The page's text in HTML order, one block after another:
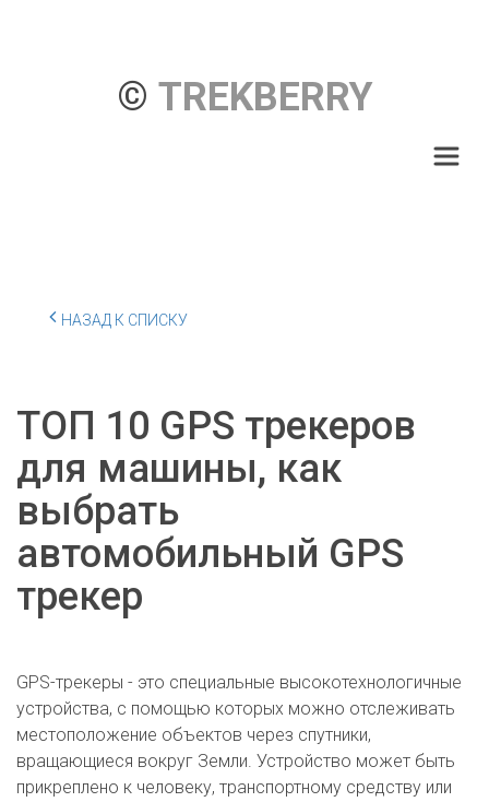
© TREKBERRY
НАЗАД К СПИСКУ
ТОП 10 GPS трекеров
для машины, как
выбрать
автомобильный GPS
трекер
GPS-трекеры - это специальные высокотехнологичные
устройства, с помощью которых можно отслеживать
местоположение объектов через спутники,
вращающиеся вокруг Земли. Устройство может быть
прикреплено к человеку, транспортному средству или